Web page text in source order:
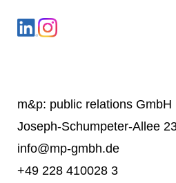
LinkedInInstagram
m&p: public relations GmbH
Joseph-Schumpeter-Allee
info@mp-gmbh.de
+49 228 410028 3